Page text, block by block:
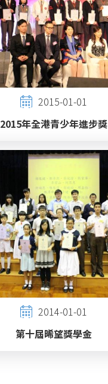
2015-01-01
2015年全港青少年進步獎
2014-01-01
第十屆晞望獎學金